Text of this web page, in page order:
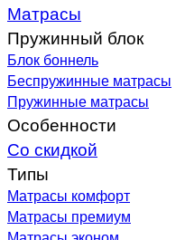
Матрасы
Пружинный блок
Блок боннель
Беспружинные матрасы
Пружинные матрасы
Особенности
Со скидкой
Типы
Матрасы комфорт
Матрасы премиум